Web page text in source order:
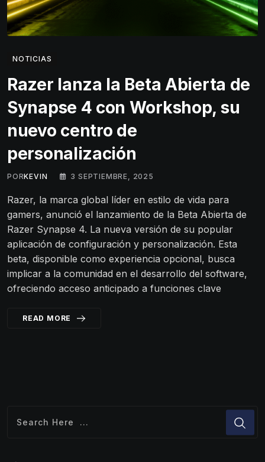
NOTICIAS
Razer lanza la Beta Abierta de
Synapse 4 con Workshop, su
nuevo centro de
personalización
PORKEVIN 3 SEPTIEMBRE, 2025
Razer, la marca global líder en estilo de vida para
gamers, anunció el lanzamiento de la Beta Abierta de
Razer Synapse 4. La nueva versión de su popular
aplicación de configuración y personalización. Esta
beta, disponible como experiencia opcional, busca
implicar a la comunidad en el desarrollo del software,
ofreciendo acceso anticipado a funciones clave
READ MORE